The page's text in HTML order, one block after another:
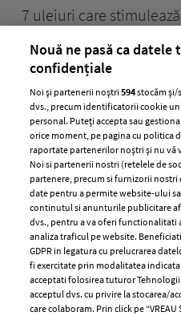
7 uleiuri care
ELLE Style Awards
2024
Despre ELLE
Romania
Contact
Abonamente
Nouă ne pasă ca datele
confidențiale
Noi și partenerii noștri594stocăm și/
dvs., precum identificatorii cookie
personal. Puteți accepta sau
orice moment, pe pagina cu politica
raportate partenerilor noștri și nu vă
Noi si partenerii nostri (retelele de
partenere, precum si furnizorii nostri
date pentru a permite website-ului
continutul si anunturile publicitare
dvs., pentru a va oferi functionalitati
analiza traficul pe website.
GDPR in legatura cu prelucrarea
fi exercitate prin modalitatea
acceptati folosirea tuturor
acceptul dvs. cu privire la stocarea/
care colaboram. Prin click pe “VREAU